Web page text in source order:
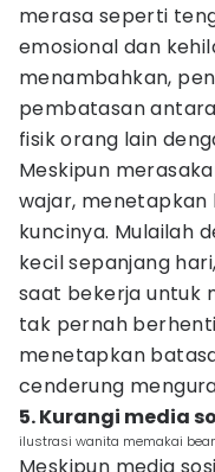
merasa seperti
emosional dan
menambahkan,
pembatasan
fisik orang lain
Meskipun
wajar,
kuncinya. Mulailah
kecil sepanjang
saat bekerja untuk
tak pernah
menetapkan
cenderung
5. Kurangi media
ilustrasi wanita memakai